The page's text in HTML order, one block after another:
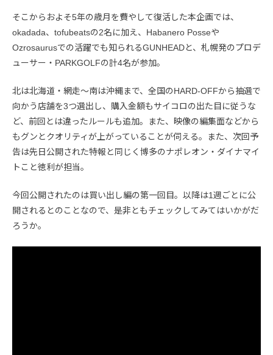
そこからおよそ5年の歳月を費やして復活した本企画では、
okadada、tofubeatsの2名に加え、Habanero Posseや
Ozrosaurusでの活躍でも知られるGUNHEADと、札幌発のプロデ
ューサー・PARKGOLFの計4名が参加。
北は北海道・網走〜南は沖縄まで、全国のHARD-OFFから抽選で
向かう店舗を3つ選出し、購入金額もサイコロの出た目に従うな
ど、前回とは違ったルールも追加。また、映像の編集面などから
もグンとクオリティが上がっていることが伺える。また、次回予
告は先日公開された特報と同じく博多のナポレオン・ダイナマイ
トこと徳利が担当。
今回公開されたのは買い出し編の第一回目。以降は1週ごとに公
開されるとのことなので、是非ともチェックしてみてはいかがだ
ろうか。